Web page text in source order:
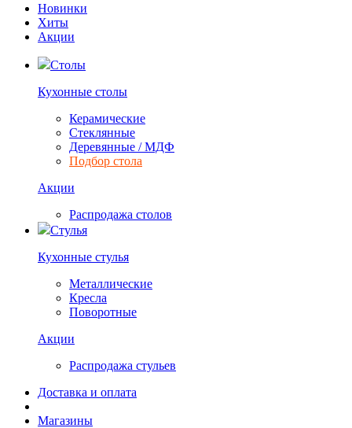
Новинки
Хиты
Акции
Столы
Кухонные столы
Керамические
Стеклянные
Деревянные / МДФ
Подбор стола
Акции
Распродажа столов
Стулья
Кухонные стулья
Металлические
Кресла
Поворотные
Акции
Распродажа стульев
Доставка и оплата
Магазины